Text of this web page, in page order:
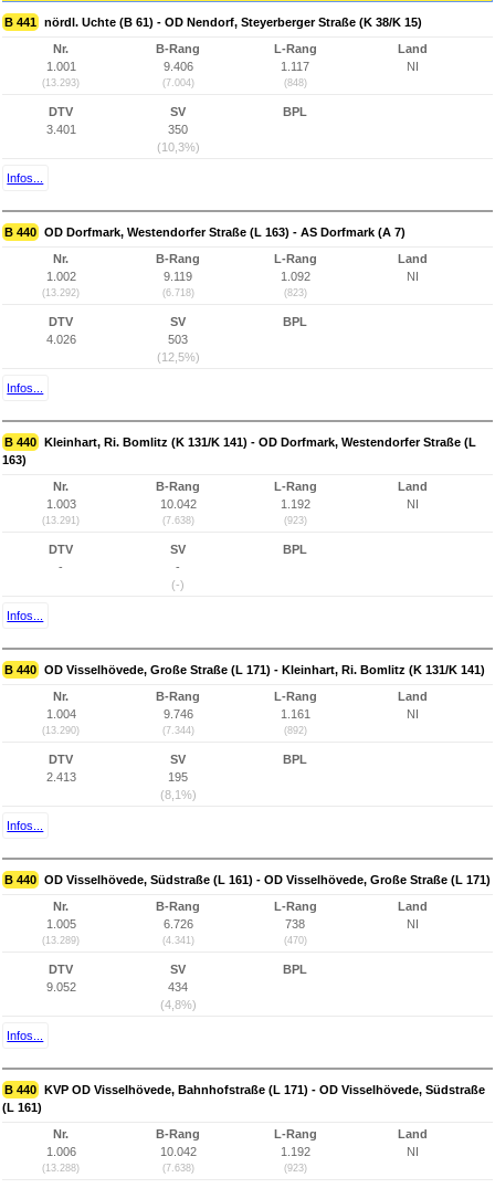
B 441 nördl. Uchte (B 61) - OD Nendorf, Steyerberger Straße (K 38/K 15)
Nr.
1.001
(13.293)
B-Rang
9.406
(7.004)
L-Rang
1.117
(848)
Land
NI
DTV
3.401
SV
350
(10,3%)
BPL
Infos...
B 440 OD Dorfmark, Westendorfer Straße (L 163) - AS Dorfmark (A 7)
Nr.
1.002
(13.292)
B-Rang
9.119
(6.718)
L-Rang
1.092
(823)
Land
NI
DTV
4.026
SV
503
(12,5%)
BPL
Infos...
B 440 Kleinhart, Ri. Bomlitz (K 131/K 141) - OD Dorfmark, Westendorfer Straße (L
163)
Nr.
1.003
(13.291)
B-Rang
10.042
(7.638)
L-Rang
1.192
(923)
Land
NI
DTV
-
SV
-
(-)
BPL
Infos...
B 440 OD Visselhövede, Große Straße (L 171) - Kleinhart, Ri. Bomlitz (K 131/K 141)
Nr.
1.004
(13.290)
B-Rang
9.746
(7.344)
L-Rang
1.161
(892)
Land
NI
DTV
2.413
SV
195
(8,1%)
BPL
Infos...
B 440 OD Visselhövede, Südstraße (L 161) - OD Visselhövede, Große Straße (L 171)
Nr.
1.005
(13.289)
B-Rang
6.726
(4.341)
L-Rang
738
(470)
Land
NI
DTV
9.052
SV
434
(4,8%)
BPL
Infos...
B 440 KVP OD Visselhövede, Bahnhofstraße (L 171) - OD Visselhövede, Südstraße
(L 161)
Nr.
1.006
(13.288)
B-Rang
10.042
(7.638)
L-Rang
1.192
(923)
Land
NI